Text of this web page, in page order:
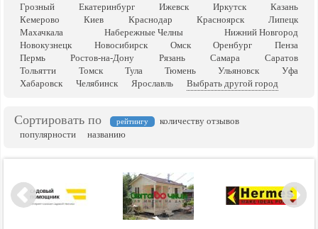
Грозный
Екатеринбург Ижевск Иркутск
Казань
Кемерово
Киев Краснодар Красноярск
Липецк
Махачкала
Набережные Челны
Нижний Новгород
Новокузнецк
Новосибирск Омск Оренбург
Пенза
Пермь
Ростов-на-Дону Рязань Самара
Саратов
Тольятти
Томск Тула Тюмень Ульяновск
Уфа
Хабаровск
Челябинск Ярославль Выбрать другой город
Сортировать по рейтингу
количеству отзывов
популярности
названию